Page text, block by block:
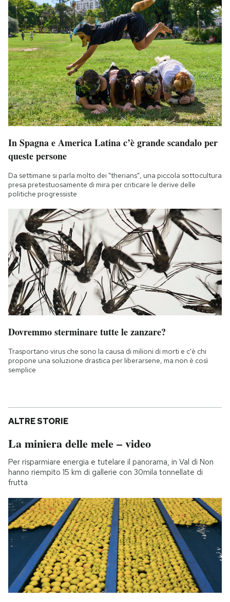
In Spagna e America Latina c’è grande scandalo per
queste persone
Da settimane si parla molto dei "therians", una piccola sottocultura
presa pretestuosamente di mira per criticare le derive delle
politiche progressiste
Dovremmo sterminare tutte le zanzare?
Trasportano virus che sono la causa di milioni di morti e c'è chi
propone una soluzione drastica per liberarsene, ma non è così
semplice
ALTRE STORIE
La miniera delle mele – video
Per risparmiare energia e tutelare il panorama, in Val di Non
hanno riempito 15 km di gallerie con 30mila tonnellate di
frutta